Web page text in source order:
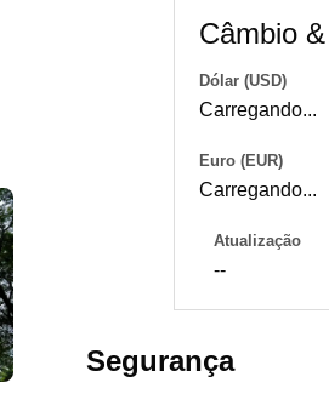
Câmbio
Dólar (USD)
Carregando...
Euro (EUR)
Carregando...
Atualização
--
Segurança